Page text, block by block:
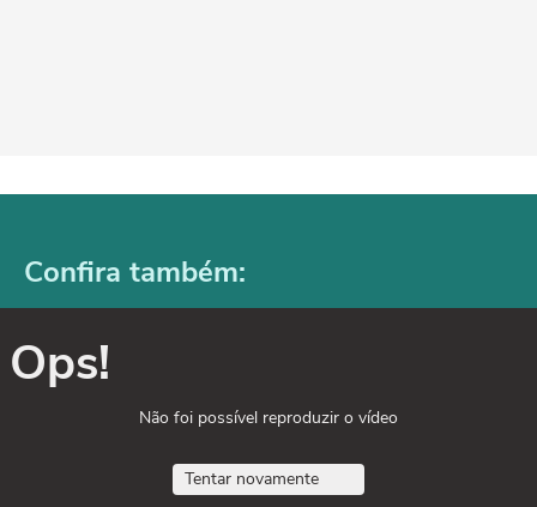
Confira também:
Ops!
Não foi possível reproduzir o vídeo
Tentar novamente